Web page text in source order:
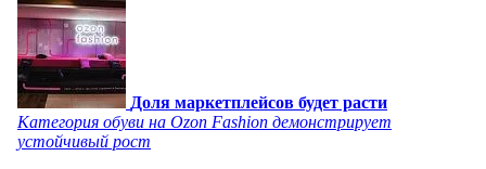
Доля маркетплейсов будет расти
Категория обуви на Ozon Fashion демонстрирует
устойчивый рост